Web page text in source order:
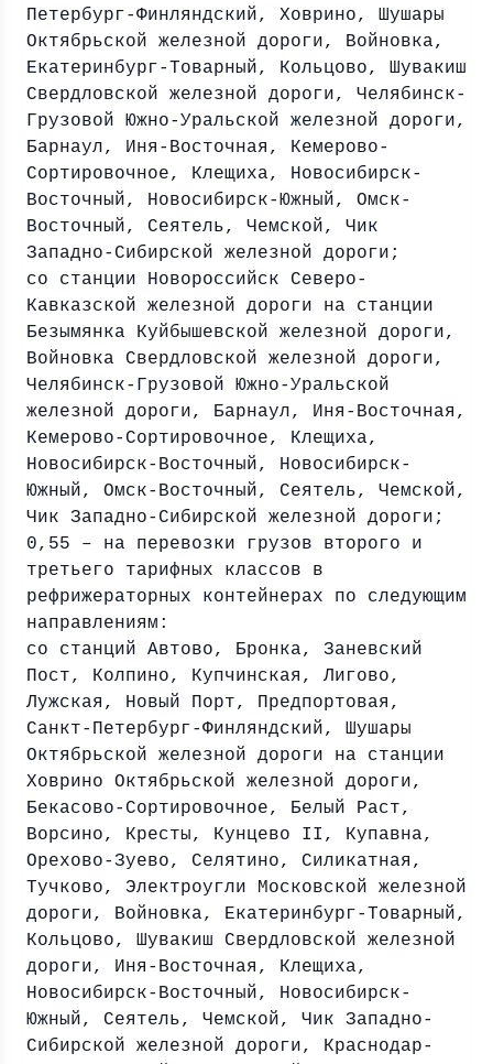
Петербург-Финляндский, Ховрино, Шушары
Октябрьской железной дороги, Войновка,
Екатеринбург-Товарный, Кольцово, Шувакиш
Свердловской железной дороги, Челябинск-
Грузовой Южно-Уральской железной дороги,
Барнаул, Иня-Восточная, Кемерово-
Сортировочное, Клещиха, Новосибирск-
Восточный, Новосибирск-Южный, Омск-
Восточный, Сеятель, Чемской, Чик
Западно-Сибирской железной дороги;
со станции Новороссийск Северо-
Кавказской железной дороги на станции
Безымянка Куйбышевской железной дороги,
Войновка Свердловской железной дороги,
Челябинск-Грузовой Южно-Уральской
железной дороги, Барнаул, Иня-Восточная,
Кемерово-Сортировочное, Клещиха,
Новосибирск-Восточный, Новосибирск-
Южный, Омск-Восточный, Сеятель, Чемской,
Чик Западно-Сибирской железной дороги;
0,55 – на перевозки грузов второго и
третьего тарифных классов в
рефрижераторных контейнерах по следующим
направлениям:
со станций Автово, Бронка, Заневский
Пост, Колпино, Купчинская, Лигово,
Лужская, Новый Порт, Предпортовая,
Санкт-Петербург-Финляндский, Шушары
Октябрьской железной дороги на станции
Ховрино Октябрьской железной дороги,
Бекасово-Сортировочное, Белый Раст,
Ворсино, Кресты, Кунцево II, Купавна,
Орехово-Зуево, Селятино, Силикатная,
Тучково, Электроугли Московской железной
дороги, Войновка, Екатеринбург-Товарный,
Кольцово, Шувакиш Свердловской железной
дороги, Иня-Восточная, Клещиха,
Новосибирск-Восточный, Новосибирск-
Южный, Сеятель, Чемской, Чик Западно-
Сибирской железной дороги, Краснодар-